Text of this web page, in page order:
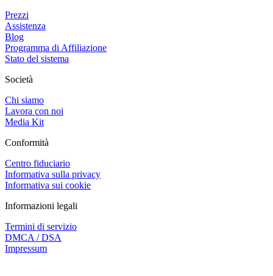
Prezzi
Assistenza
Blog
Programma di Affiliazione
Stato del sistema
Società
Chi siamo
Lavora con noi
Media Kit
Conformità
Centro fiduciario
Informativa sulla privacy
Informativa sui cookie
Informazioni legali
Termini di servizio
DMCA / DSA
Impressum